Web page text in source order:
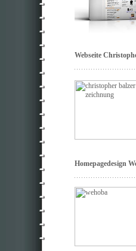
Webseite
Homepagedesign